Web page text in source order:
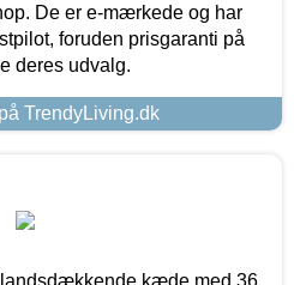
De er e-mærkede og har
foruden prisgaranti på
deres udvalg.
TrendyLiving.dk
kæde med 36